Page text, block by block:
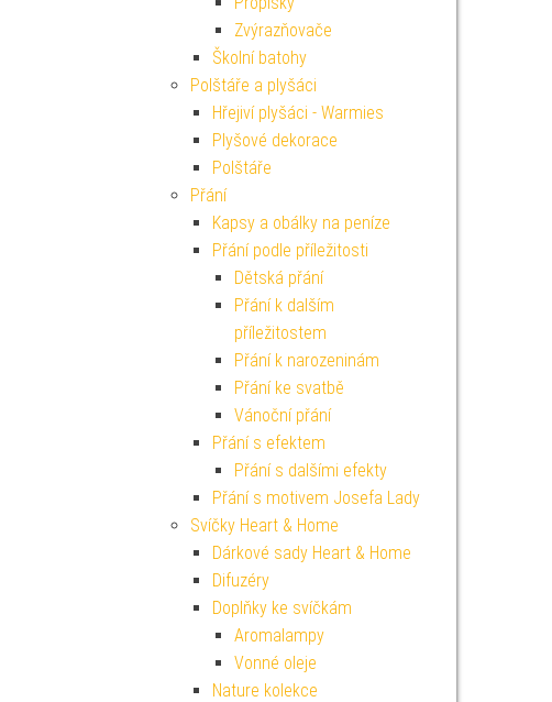
Zvýrazňovače
Školní batohy
Polštáře a plyšáci
Hřejiví plyšáci - Warmies
Plyšové dekorace
Polštáře
Přání
Kapsy a obálky na peníze
Přání podle příležitosti
Dětská přání
Přání k dalším
příležitostem
Přání k narozeninám
Přání ke svatbě
Vánoční přání
Přání s efektem
Přání s dalšími efekty
Přání s motivem Josefa Lady
Svíčky Heart & Home
Dárkové sady Heart & Home
Difuzéry
Doplňky ke svíčkám
Aromalampy
Vonné oleje
Nature kolekce